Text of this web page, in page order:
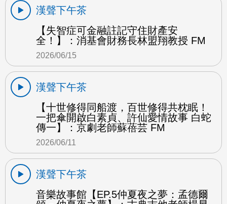
漢聲下午茶
【失智症可金融註記守住財產安
全！】：消基會財務長林盟翔教授 FM
2026/06/15
漢聲下午茶
【十世修得同船渡，百世修得共枕眠！
一把傘開啟白素貞、許仙愛情故事 白蛇
傳一】：京劇老師蘇蓓芸 FM
2026/06/11
漢聲下午茶
音樂故事館【EP.5仲夏夜之夢：孟德爾